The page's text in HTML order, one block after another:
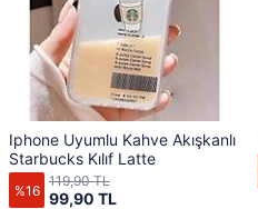
Iphone Uyumlu Kahve Akışkanlı
Starbucks Kılıf Latte
%16 99,90 TL
119,90 TL